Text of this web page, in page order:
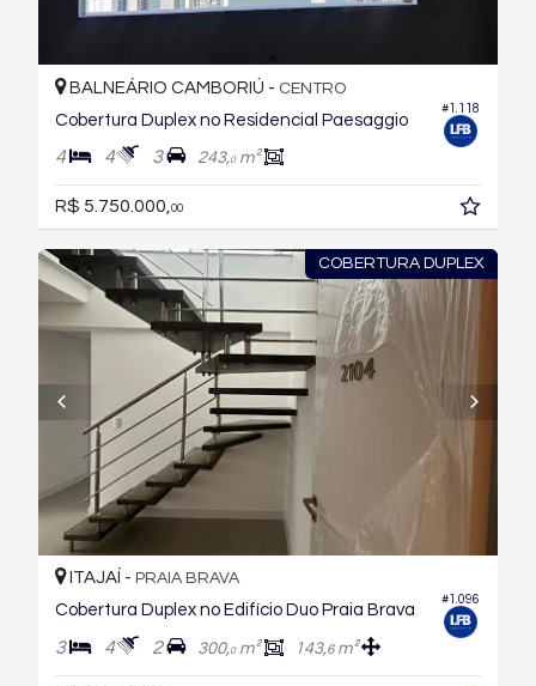
#1.118
BALNEÁRIO CAMBORIÚ - CENTRO
Cobertura Duplex no Residencial Paesaggio
4 4 3 243,0m²
R$ 5.750.000, 00
COBERTURA DUPLEX
#1.096
ITAJAÍ - PRAIA BRAVA
Cobertura Duplex no Edifício Duo Praia Brava
3 4 2 300,0m² 143,6m²